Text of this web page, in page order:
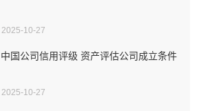
2025-10-27
中国公司信用评级 资产评估公司成立条件
2025-10-27